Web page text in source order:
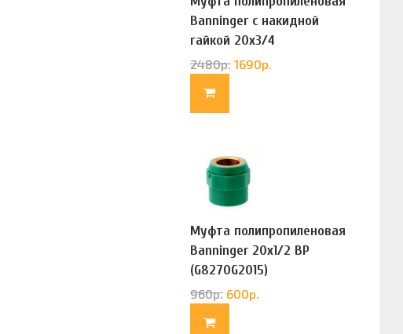
Banninger с накидной
гайкой 20х3/4
(G83322020)
2480р. 1690р.
Муфта полипропиленовая
Banninger 20х1/2 ВР
(G8270G2015)
960р. 600р.